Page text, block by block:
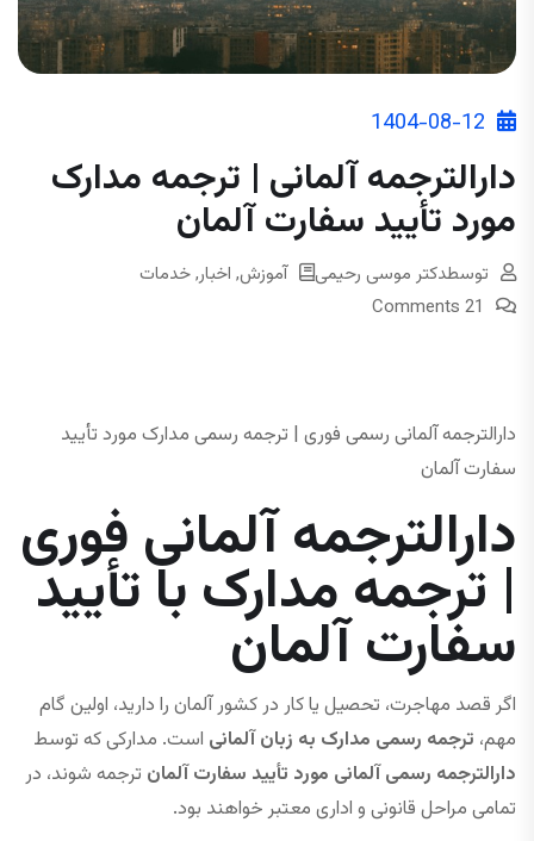
1404-08-12
دارالترجمه آلمانی | ترجمه مدارک
مورد تأیید سفارت آلمان
توسطدکتر موسی رحیمی آموزش, اخبار,خدمات
21 Comments
دارالترجمه آلمانی رسمی فوری | ترجمه رسمی مدارک مورد تأیید
سفارت آلمان
دارالترجمه آلمانی فوری
| ترجمه مدارک با تأیید
سفارت آلمان
اگر قصد مهاجرت، تحصیل یا کار در کشور آلمان را دارید، اولین گام
مهم، ترجمه رسمی مدارک به زبان آلمانی است. مدارکی که توسط
دارالترجمه رسمی آلمانی مورد تأیید سفارت آلمان ترجمه شوند، در
تمامی مراحل قانونی و اداری معتبر خواهند بود.